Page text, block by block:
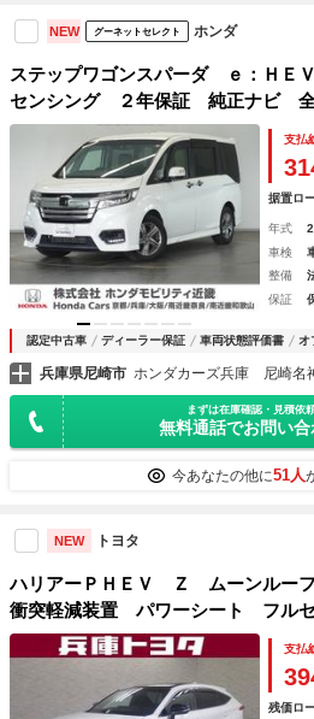
NEW グーネットセレクト ホンダ
ステップワゴンスパーダ ｅ：ＨＥ
センシング ２年保証 純正ナビ
コ ＥＴＣ 両側電動スライドドア
ントロール ＴＶ シートヒーター
り防止装置 ＬＥＤ
支払
据置ロ
年式
車検
整備
保証
認定中古車 ディーラー保証 車両状態評価書 オ
兵庫県尼崎市
まずは在庫確認・見積依
無料通話でお問い合
今あなたの他に51人
NEW トヨタ
ハリアーＰＨＥＶ Ｚ ムーンル
衝突軽減装置 パワーシート フル
００Ｖ イモビライザー ナビＴＶ
ズコントロール キーレス ＥＴＣ
支払
残価ロ